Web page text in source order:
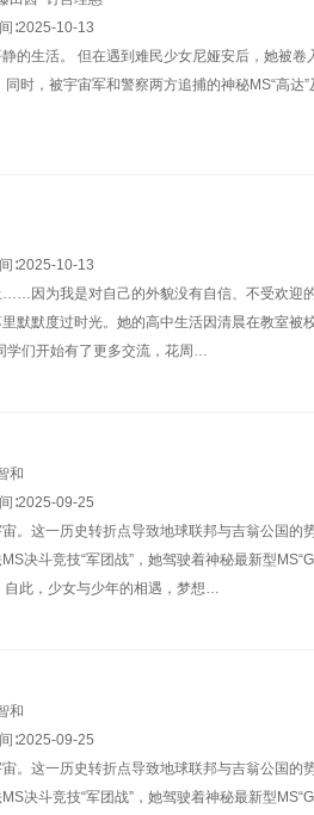
∶2025-10-13
的生活。 但在遇到难民少女尼娅安后，她被卷
时，被宇宙军和警察两方追捕的神秘MS“高达
∶2025-10-13
因为我是对自己的外貌没有自信、不受欢迎
默默度过时光。她的高中生活因清晨在教室被
学们开始有了更多交流，花周…
和
∶2025-09-25
。这一历史转折点导致地球联邦与吉翁公国的
决斗竞技“军团战”，她驾驶着神秘最新型
自此，少女与少年的相遇，梦想…
和
∶2025-09-25
。这一历史转折点导致地球联邦与吉翁公国的
决斗竞技“军团战”，她驾驶着神秘最新型